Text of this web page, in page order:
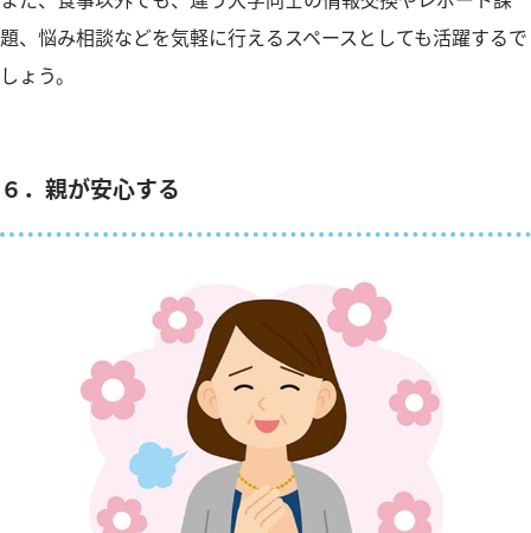
題、悩み相談などを気軽に行えるスペースとしても活躍するで
しょう。
６．親が安心する